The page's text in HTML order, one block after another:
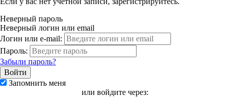
Неверный пароль
Неверный логин или email
Логин или e-mail:
Пароль:
Забыли пароль?
Запомнить меня
или войдите через: